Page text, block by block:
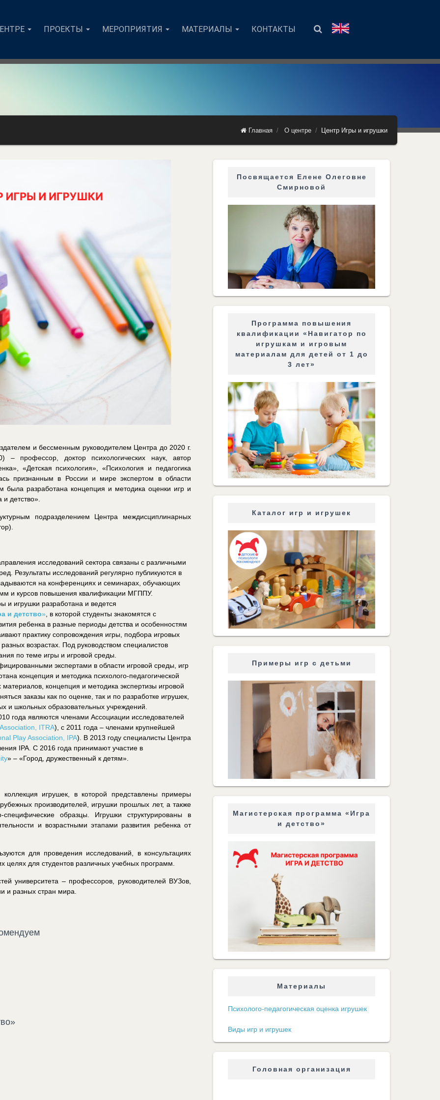
ПРОЕКТЫ МЕРОПРИЯТИЯ МАТЕРИАЛЫ КОНТАКТЫ
Главная О центре Центр Игры и игрушки
и бессменным руководителем Центра до 2020 г.
– профессор, доктор психологических наук, автор
«Детская психология», «Психология и педагогика
признанным в России и мире экспертом в области
была разработана концепция и методика оценки игр и
детство».
подразделением Центра междисциплинарных
исследований сектора связаны с различными
Результаты исследований регулярно публикуются в
на конференциях и семинарах, обучающих
и курсов повышения квалификации МГППУ.
и игрушки разработана и ведется
и детство» , в которой студенты знакомятся с
ребенка в разные периоды детства и особенностям
практику сопровождения игры, подбора игровых
возрастах. Под руководством специалистов
по теме игры и игровой среды.
экспертами в области игровой среды, игр
концепция и методика психолого-педагогической
концепция и методика экспертизы игровой
заказы как по оценке, так и по разработке игрушек,
и школьных образовательных учреждений.
года являются членами Ассоциации исследователей
Association , ITRA), с 2011 года ‒ членами крупнейшей
Play Association, IPA). В 2013 году специалисты Центра
IPA. С 2016 года принимают участие в
» ‒ «Город, дружественный к детям».
игрушек, в которой представлены примеры
производителей, игрушки прошлых лет, а также
образцы. Игрушки структурированы в
и возрастными этапами развития ребенка от
для проведения исследований, в консультациях
для студентов различных учебных программ.
университета – профессоров, руководителей ВУЗов,
и разных стран мира.
Посвящается Елене Олеговне
Смирновой
Программа повышения
квалификации «Навигатор по
игрушкам и игровым
материалам для детей от 1 до
3 лет»
Каталог игр и игрушек
Примеры игр с детьми
Магистерская программа «Игра
и детство»
Материалы
Психолого-педагогическая оценка игрушек
Виды игр и игрушек
Головная организация